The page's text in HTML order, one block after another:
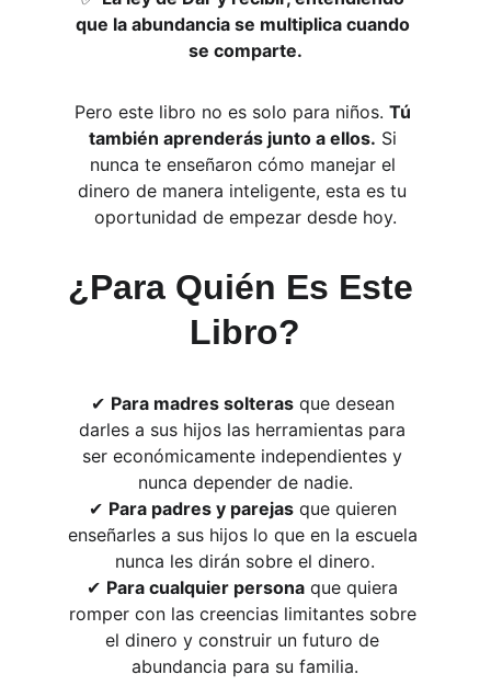
que la abundancia se multiplica cuando
se comparte.
Pero este libro no es solo para niños. Tú
también aprenderás junto a ellos. Si
nunca te enseñaron cómo manejar el
dinero de manera inteligente, esta es tu
oportunidad de empezar desde hoy.
¿Para Quién Es Este
Libro?
✔ Para madres solteras que desean
darles a sus hijos las herramientas para
ser económicamente independientes y
nunca depender de nadie.
✔ Para padres y parejas que quieren
enseñarles a sus hijos lo que en la escuela
nunca les dirán sobre el dinero.
✔ Para cualquier persona que quiera
romper con las creencias limitantes sobre
el dinero y construir un futuro de
abundancia para su familia.